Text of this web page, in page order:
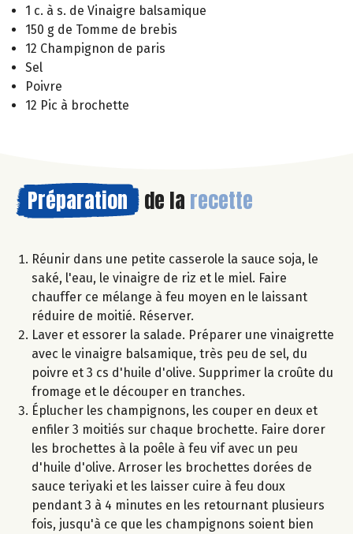
1 c. à s. de Vinaigre balsamique
150 g de Tomme de brebis
12 Champignon de paris
Sel
Poivre
12 Pic à brochette
Préparation de la recette
Réunir dans une petite casserole la sauce soja, le
saké, l'eau, le vinaigre de riz et le miel. Faire
chauffer ce mélange à feu moyen en le laissant
réduire de moitié. Réserver.
Laver et essorer la salade. Préparer une vinaigrette
avec le vinaigre balsamique, très peu de sel, du
poivre et 3 cs d'huile d'olive. Supprimer la croûte du
fromage et le découper en tranches.
Éplucher les champignons, les couper en deux et
enfiler 3 moitiés sur chaque brochette. Faire dorer
les brochettes à la poêle à feu vif avec un peu
d'huile d'olive. Arroser les brochettes dorées de
sauce teriyaki et les laisser cuire à feu doux
pendant 3 à 4 minutes en les retournant plusieurs
fois, jusqu'à ce que les champignons soient bien